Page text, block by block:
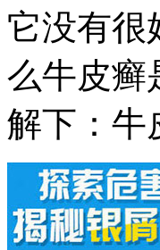
它没有很
么牛皮癣
解下：牛